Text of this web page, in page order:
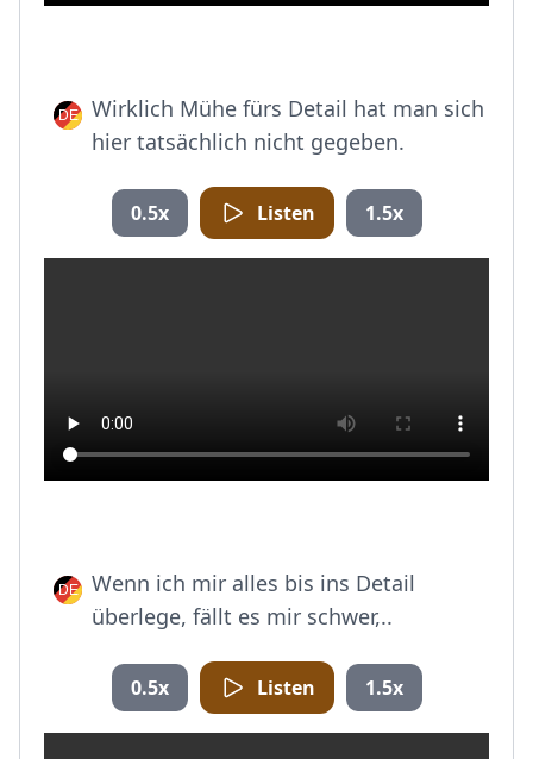
Wirklich Mühe fürs Detail hat man sich
hier tatsächlich nicht gegeben.
0.5x Listen 1.5x
Wenn ich mir alles bis ins Detail
überlege, fällt es mir schwer,..
0.5x Listen 1.5x